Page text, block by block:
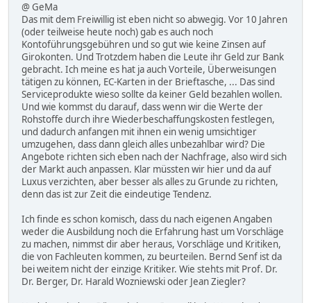
@ GeMa
Das mit dem Freiwillig ist eben nicht so abwegig. Vor 10 Jahren
(oder teilweise heute noch) gab es auch noch
Kontoführungsgebühren und so gut wie keine Zinsen auf
Girokonten. Und Trotzdem haben die Leute ihr Geld zur Bank
gebracht. Ich meine es hat ja auch Vorteile, Überweisungen
tätigen zu können, EC-Karten in der Brieftasche, ... Das sind
Serviceprodukte wieso sollte da keiner Geld bezahlen wollen.
Und wie kommst du darauf, dass wenn wir die Werte der
Rohstoffe durch ihre Wiederbeschaffungskosten festlegen,
und dadurch anfangen mit ihnen ein wenig umsichtiger
umzugehen, dass dann gleich alles unbezahlbar wird? Die
Angebote richten sich eben nach der Nachfrage, also wird sich
der Markt auch anpassen. Klar müssten wir hier und da auf
Luxus verzichten, aber besser als alles zu Grunde zu richten,
denn das ist zur Zeit die eindeutige Tendenz.
Ich finde es schon komisch, dass du nach eigenen Angaben
weder die Ausbildung noch die Erfahrung hast um Vorschläge
zu machen, nimmst dir aber heraus, Vorschläge und Kritiken,
die von Fachleuten kommen, zu beurteilen. Bernd Senf ist da
bei weitem nicht der einzige Kritiker. Wie stehts mit Prof. Dr.
Dr. Berger, Dr. Harald Wozniewski oder Jean Ziegler?